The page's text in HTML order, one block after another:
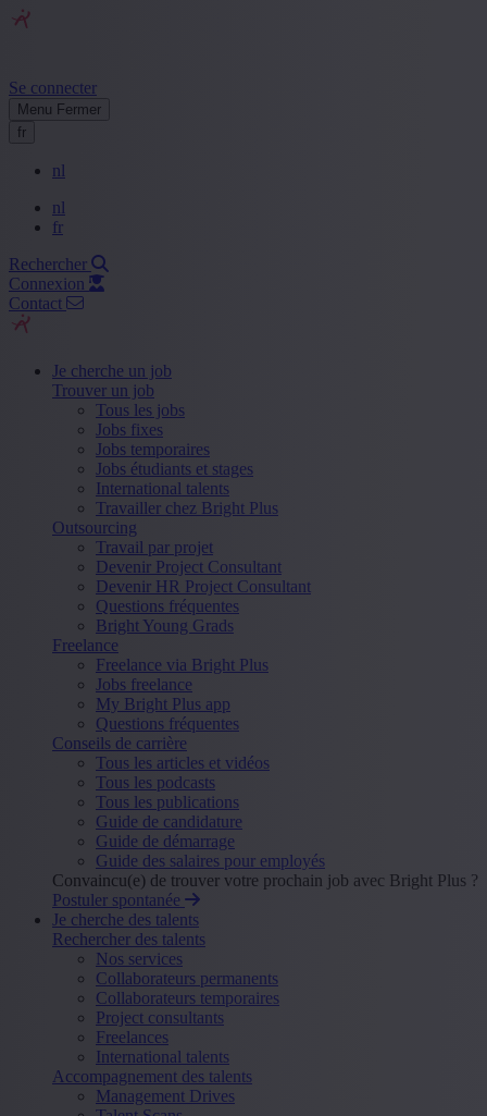
Se connecter
Menu Fermer
fr
nl
nl
fr
Rechercher
Connexion
Contact
Je cherche un job
Trouver un job
Tous les jobs
Jobs fixes
Jobs temporaires
Jobs étudiants et stages
International talents
Travailler chez Bright Plus
Outsourcing
Travail par projet
Devenir Project Consultant
Devenir HR Project Consultant
Questions fréquentes
Bright Young Grads
Freelance
Freelance via Bright Plus
Jobs freelance
My Bright Plus app
Questions fréquentes
Conseils de carrière
Tous les articles et vidéos
Tous les podcasts
Tous les publications
Guide de candidature
Guide de démarrage
Guide des salaires pour employés
Convaincu(e) de trouver votre prochain job avec Bright Plus ?
Postuler spontanée
Je cherche des talents
Rechercher des talents
Nos services
Collaborateurs permanents
Collaborateurs temporaires
Project consultants
Freelances
International talents
Accompagnement des talents
Management Drives